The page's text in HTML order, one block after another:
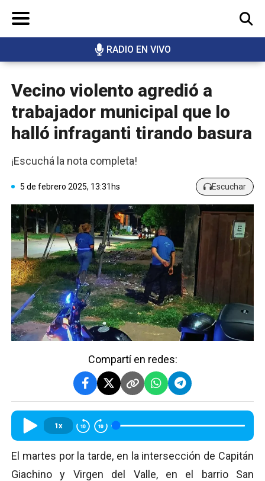
RADIO EN VIVO
BUSCAR
Vecino violento agredió a
trabajador municipal que lo
halló infraganti tirando basura
¡Escuchá la nota completa!
5 de febrero 2025, 13:31hs Escuchar
Compartí en redes:
1x
El martes por la tarde, en la intersección de Capitán
Giachino y Virgen del Valle, en el barrio San